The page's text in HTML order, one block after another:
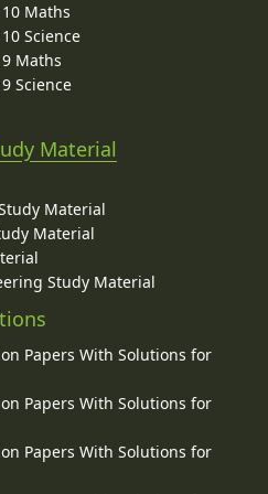
Maths
Science
Maths
Science
Material
Material
Material
Study Material
Papers With Solutions for
Papers With Solutions for
Papers With Solutions for